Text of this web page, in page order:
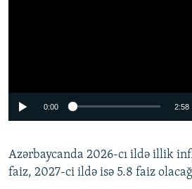
0:00 2:58
Azərbaycanda 2026-cı ildə illik
faiz, 2027-ci ildə isə 5.8 faiz